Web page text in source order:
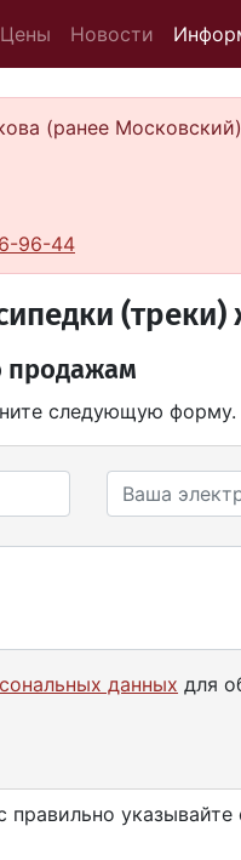
Цены Новости
(ранее
96-44
продажам
следующую форму.
данных для
правильно